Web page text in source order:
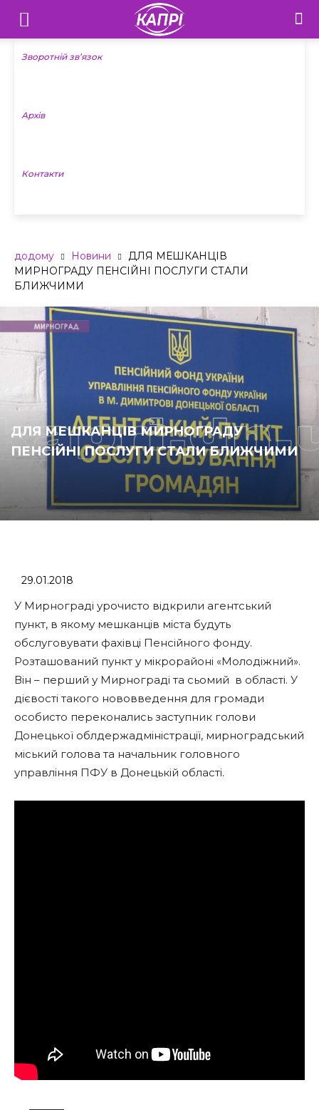
Телебачення
«Капрі»
Новини
Зворотній зв’язок
Архів
Контакти
додому Новини
ДЛЯ МЕШКАНЦІВ
МИРНОГРАДУ ПЕНСІЙНІ ПОСЛУГИ СТАЛИ
БЛИЖЧИМИ
ДЛЯ МЕШКАНЦІВ МИРНОГРАДУ
ПЕНСІЙНІ ПОСЛУГИ СТАЛИ БЛИЖЧИМИ
29.01.2018
У Мирнограді урочисто відкрили агентський
пункт, в якому мешканців міста будуть
обслуговувати фахівці Пенсійного фонду.
Розташований пункт у мікрорайоні «Молодіжний».
Він – перший у Мирнограді та сьомий в області. У
дієвості такого нововведення для громади
особисто переконались заступник голови
Донецької облдержадміністрації, мирноградський
міський голова та начальник головного
управління ПФУ в Донецькій області.